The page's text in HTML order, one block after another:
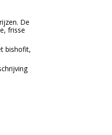
De
frisse
bishofit,